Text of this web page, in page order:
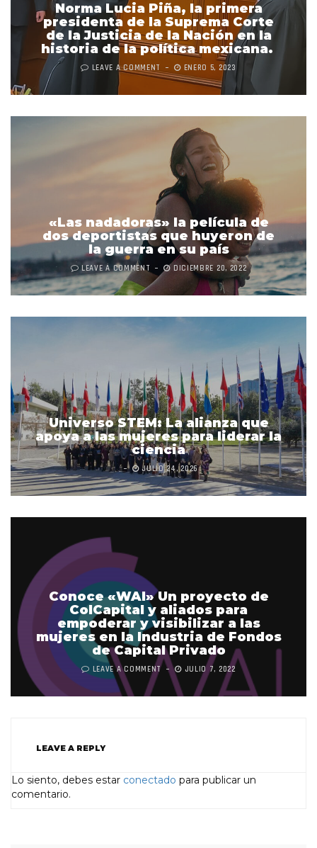
Norma Lucia Piña, la primera
presidenta de la Suprema Corte
de la Justicia de la Nación en la
historia de la política mexicana.
LEAVE A COMMENT ENERO 5, 2023
«Las nadadoras» la película de
dos deportistas que huyeron de
la guerra en su país
LEAVE A COMMENT DICIEMBRE 20, 2022
Universo STEM: La alianza que
apoya a las mujeres para liderar la
ciencia
JULIO 24, 2026
Conoce «WAI» Un proyecto de
ColCapital y aliados para
empoderar y visibilizar a las
mujeres en la Industria de Fondos
de Capital Privado
LEAVE A COMMENT JULIO 7, 2022
LEAVE A REPLY
Lo siento, debes estar conectado para publicar un
comentario.